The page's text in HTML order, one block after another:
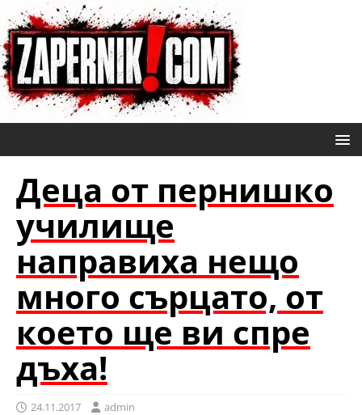
Деца от пернишко
училище
направиха нещо
много сърцато, от
което ще ви спре
дъха!
24.11.2017 admin